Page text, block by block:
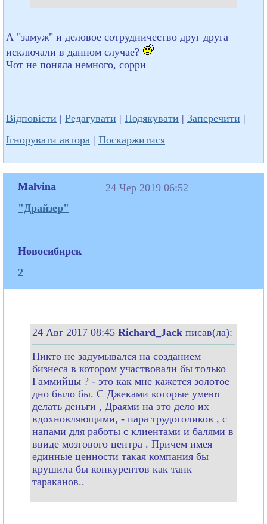
А "замуж" и деловое сотрудничество друг друга
исключали в данном случае?
Чот не поняла немного, сорри
Відповісти | Редагувати | Подякувати | Заперечити |
Ігнорувати автора | Поскаржитися
Malvina
"Драйзер"
Новосибирск
2
24 Чер 2019 06:52
24 Авг 2017 08:45 Richard_Jack писав(ла):
Никто не задумывался на созданием
бизнеса в котором участвовали бы только
Гаммийцы ? - это как мне кажется золотое
дно было бы. С Джеками которые умеют
делать деньги , Драями на это дело их
вдохновляющими, - пара трудоголиков , с
напами для работы с клиентами и балями в
ввиде мозгового центра . Причем имея
единные ценности такая компания бы
крушила бы конкурентов как танк
тараканов..